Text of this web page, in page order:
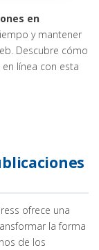
en
y mantener
Descubre cómo
línea con esta
ofrece una
la forma
de los